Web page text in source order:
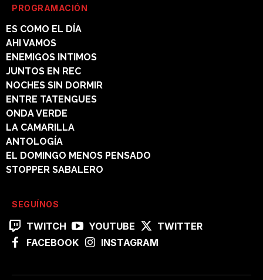
PROGRAMACIÓN
ES COMO EL DÍA
AHI VAMOS
ENEMIGOS INTIMOS
JUNTOS EN REC
NOCHES SIN DORMIR
ENTRE TATENGUES
ONDA VERDE
LA CAMARILLA
ANTOLOGÍA
EL DOMINGO MENOS PENSADO
STOPPER SABALERO
SEGUÍNOS
TWITCH YOUTUBE
TWITTER
FACEBOOK
INSTAGRAM